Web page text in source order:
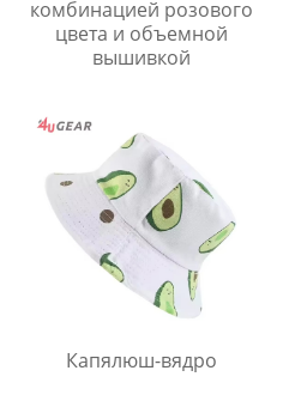
комбинацией розового
цвета и объемной
вышивкой
Капялюш-вядро